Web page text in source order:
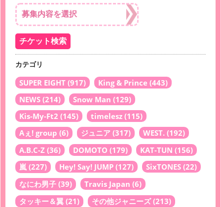
カテゴリ
SUPER EIGHT (917) King & Prince (443)
NEWS (214) Snow Man (129)
Kis-My-Ft2 (145) timelesz (115)
Aぇ! group (6) ジュニア (317) WEST. (192)
A.B.C-Z (36) DOMOTO (179) KAT-TUN (156)
嵐 (227) Hey! Say! JUMP (127) SixTONES (22)
なにわ男子 (39) Travis Japan (6)
タッキー＆翼 (21) その他ジャニーズ(213)